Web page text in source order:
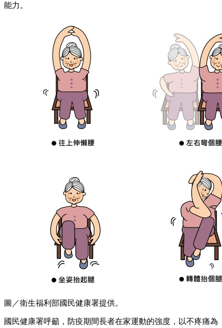
能力。
圖／衛生福利部國民健康署提供。
國民健康署呼籲，防疫期間長者在家運動的強度，以不疼痛為